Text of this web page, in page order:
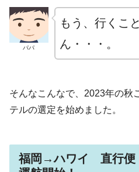
パパ
もう、行くこ
ん・・・。
そんなこんなで、2023年の秋
テルの選定を始めました。
福岡→ハワイ 直行